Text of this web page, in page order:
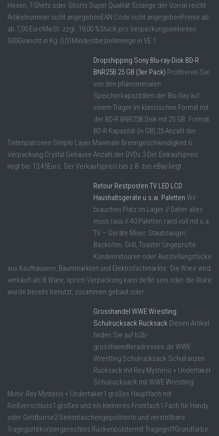
Hosen, T-Shirts oder Shorts Super Qualität Solange der Vorrat reicht
Artikelnummer nicht angegebenEAN Code nicht angegebenPreise ab:
ab 7,00 EuroMwSt. zzgl. 19,00 %Stück pro Verpackungseinheiten:
500Gewicht in Kg: 0,01Mindestbestellmenge in VE 1
Dropshipping Sony Blu-ray-Disk BD-R
BNR25B 25 GB (3er Pack) Profitieren Sie
von den phänomenalen
Speicherkapazitäten der Blu-Ray auf
einem Träger im klassischen Format mit
der BD-R BNR25B Disk mit 25 GB. Format
BD-R Kapazität (in GB) 25 Anzahl der
Tintenpatronen Simple Layer Maximale Brenngeschwindigkeit 6
Verpackung Crystal Gehäuse Anzahl der DVDs 3 Der Einkaufspreis
liegt bei 13,45Euro. Der Verkaufspreis bei z.B. bei eBay liegt ...
Retour Restposten TV LED LCD
Haushaltsgeräte u.s.w. Paletten Wir
brauchen Platz im Lager // Daher alles
muss raus // 40 Paletten rand voll mit u.a.
TV – Geräte Mixer, Staubsauger,
Backofen, Grill, Toaster Ungeprüfte
Kundenretouren oder Ausstellungstücke
aus Kaufhäusern, Baummärkten und Elektrofachmärkte. Die Ware wird
verkauft als B Ware, sprich Verpackung kann defkt sein oder die Ware
wurde bereits benutzt, zusammen gebaut oder ...
Grosshandel WWE Wrestling
Schulrucksack Rucksack Diesen Artikel
finden Sie auf b2b-
grosshaendleradressen.de WWE
Wrestling Schulrucksack Schulranzen
Rucksack mit Rey Mysterio + Undertaker
Schulrucksack mit WWE Wrestling
Motiv: Rey Mysterio + Undertaker1 großes Hauptfach mit
Reißverschluss1 großes und ein kleineres Frontfach1 Fach für Handy
oder Geldbörse2 Seitentaschengepolsterte und verstellbare
Tragegurtekörpergerechtes Rückenpolstermit TragegriffGrundfarbe: